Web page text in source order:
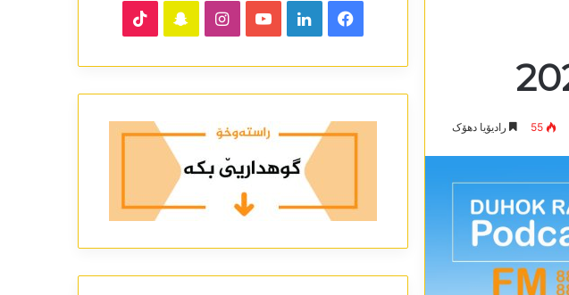
55 رادیۆیا دھۆک
Facebook
LinkedIn
YouTube
Instagram
Snapchat